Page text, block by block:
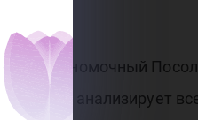
и Полномочный
и анализирует